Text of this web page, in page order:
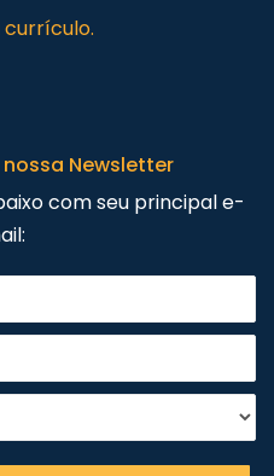
currículo.
Newsletter
com seu principal e-